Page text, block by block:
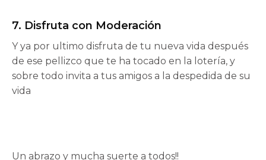
7. Disfruta con Moderación
Y ya por ultimo disfruta de tu nueva vida después
de ese pellizco que te ha tocado en la lotería, y
sobre todo invita a tus amigos a la despedida de su
vida
Un abrazo y mucha suerte a todos!!